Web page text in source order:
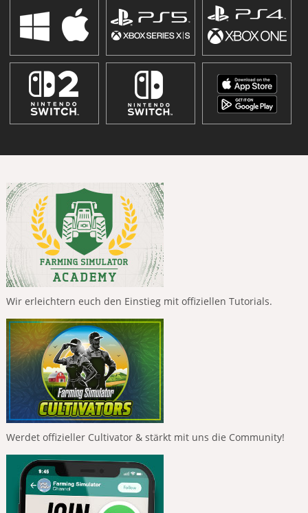
Wir erleichtern euch den Einstieg mit offiziellen Tutorials.
Werdet offizieller Cultivator & stärkt mit uns die Community!